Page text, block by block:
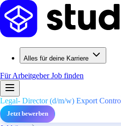
Alles für deine Karriere
Für ArbeitgeberJob finden
Legal- Director (d/m/w) Export
Jetzt bewerben